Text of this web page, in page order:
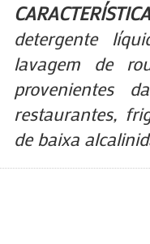
detergente
lavagem de
provenientes
restaurantes,
de baixa